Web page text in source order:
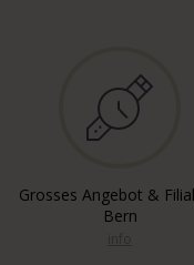
Grosses Angebot &
Bern